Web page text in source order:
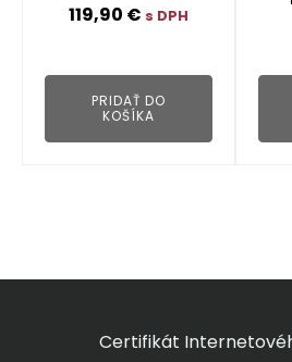
119,90 € s DPH
PRIDAŤ DO
KOŠÍKA
Certifikát